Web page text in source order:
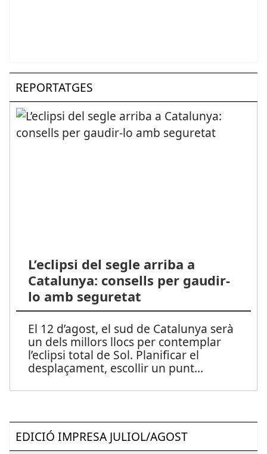
REPORTATGES
L’eclipsi del segle arriba a
Catalunya: consells per gaudir-
lo amb seguretat
El 12 d’agost, el sud de Catalunya serà
un dels millors llocs per contemplar
l’eclipsi total de Sol. Planificar el
desplaçament, escollir un punt...
EDICIÓ IMPRESA JULIOL/AGOST